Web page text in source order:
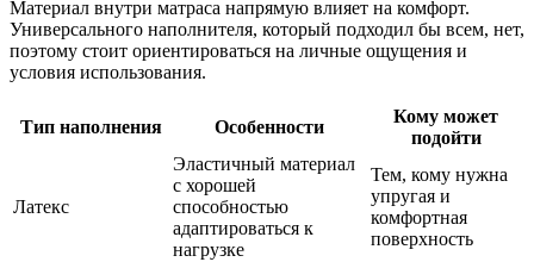
Материал внутри матраса напрямую влияет на комфорт.
Универсального наполнителя, который подходил бы всем, нет,
поэтому стоит ориентироваться на личные ощущения и
условия использования.
Тип наполнения Особенности
Кому может
подойти
Латекс
Эластичный материал
с хорошей
способностью
адаптироваться к
нагрузке
Тем, кому нужна
упругая и
комфортная
поверхность